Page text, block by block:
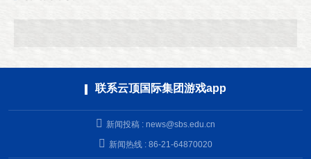
联系云顶国际集团游戏app
新闻投稿 : news@sbs.edu.cn
新闻热线 : 86-21-64870020